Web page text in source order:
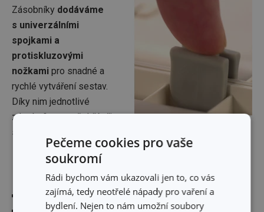
Zásobníky dodáváme
s univerzálními
spojkami a
protiskluzovými
nožkami pro snadné a
rychlé vytváření sestav.
Díky nim jednotlivé
zásobníky pevně drží při
sobě, jsou stabilní a
vyrábíme jez kvalitního, mimořádně odolného plastu
Pečeme cookies pro vaše
soukromí
Rádi bychom vám ukazovali jen to, co vás
zajímá, tedy neotřelé nápady pro vaření a
bydlení. Nejen to nám umožní soubory